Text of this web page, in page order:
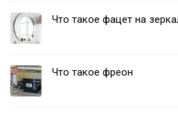
Что такое фацет на
Что такое фреон